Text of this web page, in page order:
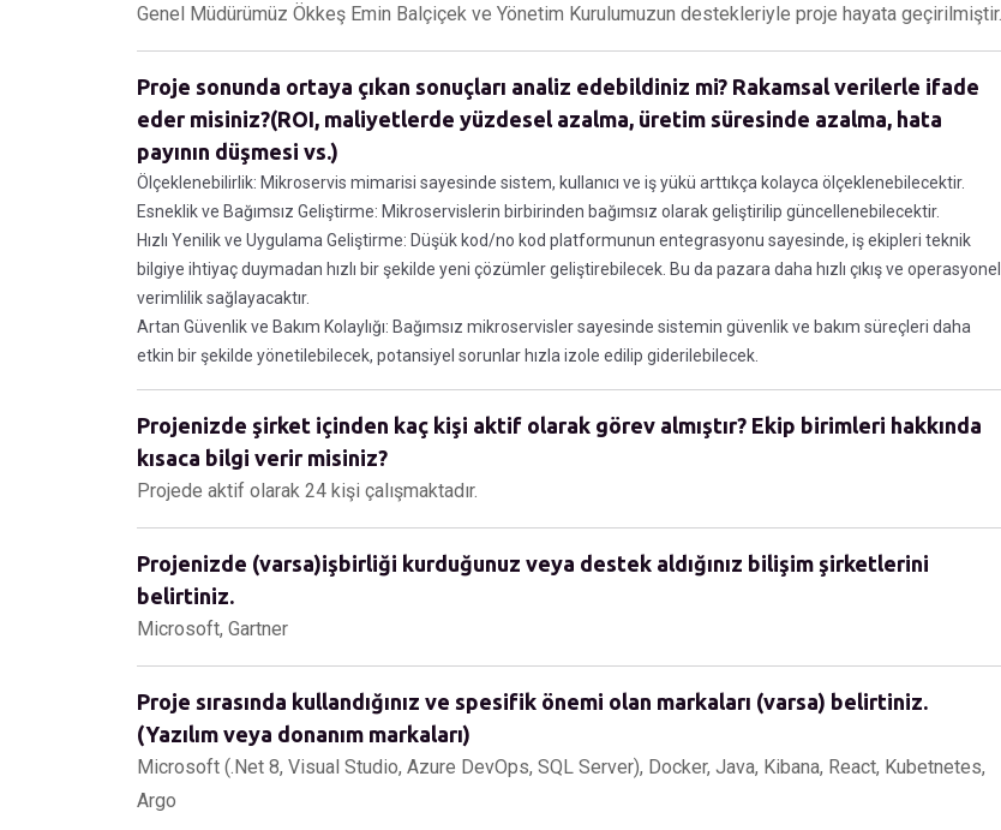
Genel Müdürümüz Ökkeş Emin Balçiçek ve Yönetim Kurulumuzun destekleriyle proje hayata geçirilmiştir.
Proje sonunda ortaya çıkan sonuçları analiz edebildiniz mi? Rakamsal verilerle ifade
eder misiniz?(ROI, maliyetlerde yüzdesel azalma, üretim süresinde azalma, hata
payının düşmesi vs.)
Ölçeklenebilirlik: Mikroservis mimarisi sayesinde sistem, kullanıcı ve iş yükü arttıkça kolayca ölçeklenebilecektir.
Esneklik ve Bağımsız Geliştirme: Mikroservislerin birbirinden bağımsız olarak geliştirilip güncellenebilecektir.
Hızlı Yenilik ve Uygulama Geliştirme: Düşük kod/no kod platformunun entegrasyonu sayesinde, iş ekipleri teknik
bilgiye ihtiyaç duymadan hızlı bir şekilde yeni çözümler geliştirebilecek. Bu da pazara daha hızlı çıkış ve operasyonel
verimlilik sağlayacaktır.
Artan Güvenlik ve Bakım Kolaylığı: Bağımsız mikroservisler sayesinde sistemin güvenlik ve bakım süreçleri daha
etkin bir şekilde yönetilebilecek, potansiyel sorunlar hızla izole edilip giderilebilecek.
Projenizde şirket içinden kaç kişi aktif olarak görev almıştır? Ekip birimleri hakkında
kısaca bilgi verir misiniz?
Projede aktif olarak 24 kişi çalışmaktadır.
Projenizde (varsa)işbirliği kurduğunuz veya destek aldığınız bilişim şirketlerini
belirtiniz.
Microsoft, Gartner
Proje sırasında kullandığınız ve spesifik önemi olan markaları (varsa) belirtiniz.
(Yazılım veya donanım markaları)
Microsoft (.Net 8, Visual Studio, Azure DevOps, SQL Server), Docker, Java, Kibana, React, Kubetnetes,
Argo